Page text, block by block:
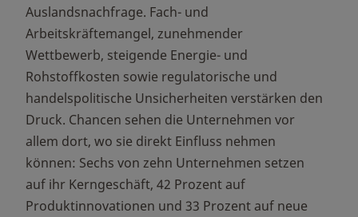
Auslandsnachfrage. Fach- und
Arbeitskräftemangel, zunehmender
Wettbewerb, steigende Energie- und
Rohstoffkosten sowie regulatorische und
handelspolitische Unsicherheiten verstärken den
Druck. Chancen sehen die Unternehmen vor
allem dort, wo sie direkt Einfluss nehmen
können: Sechs von zehn Unternehmen setzen
auf ihr Kerngeschäft, 42 Prozent auf
Produktinnovationen und 33 Prozent auf neue